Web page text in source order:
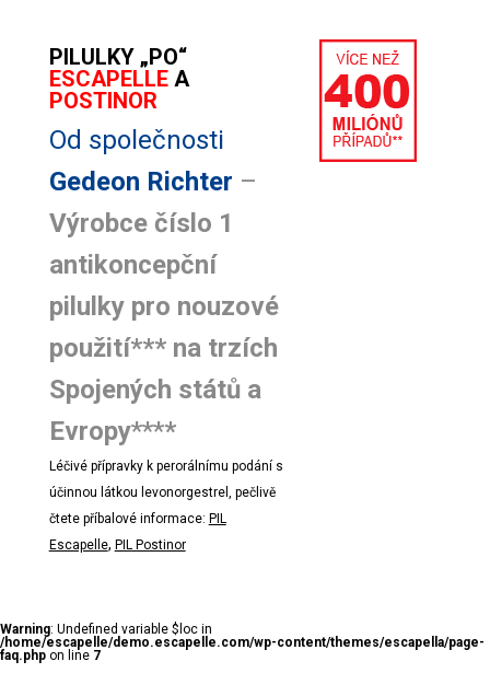
PILULKY „PO“
ESCAPELLEA
POSTINOR
Od společnosti
Gedeon Richter –
Výrobce číslo 1
antikoncepční
pilulky pro nouzové
použití*** na trzích
Spojených států a
Evropy****
Léčivé přípravky k perorálnímu podání s
účinnou látkou levonorgestrel, pečlivě
čtete příbalové informace: PIL
Escapelle, PIL Postinor
Warning: Undefined variable $loc in
/home/escapelle/demo.escapelle.com/wp-content/themes/escapella/page-
faq.php on line 7